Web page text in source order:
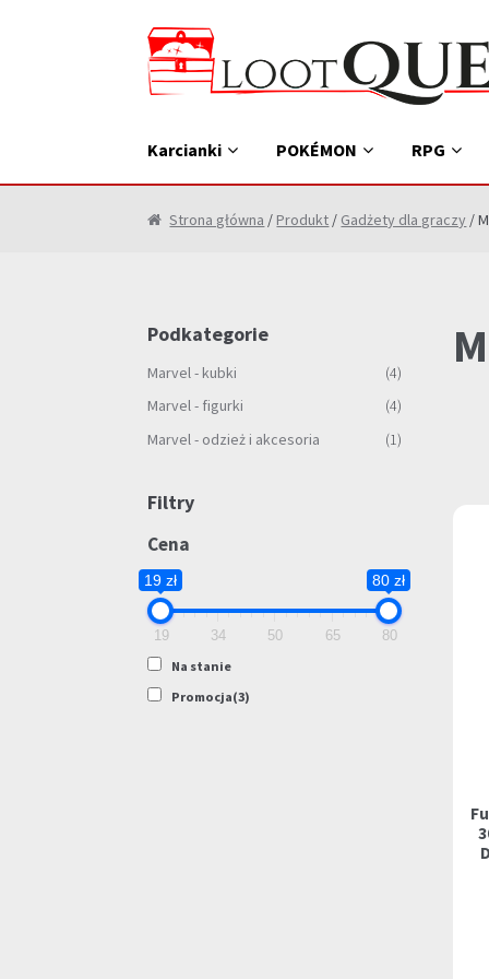
do
nawigacji
do
treści
Karcianki POKÉMON RPG
Strona główna / Produkt / Gadżety dla graczy /
Podkategorie
Marvel - kubki
(4)
Marvel - figurki
(4)
Marvel - odzież i akcesoria
(1)
Filtry
Cena
19 zł 80 zł
19 34 50 65
80
Na stanie
Promocja(3)